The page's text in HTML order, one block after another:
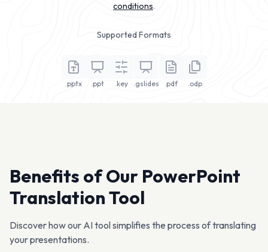
conditions.
Supported Formats
.pptx .ppt .key .gslides .pdf .odp
Benefits of Our PowerPoint
Translation Tool
Discover how our AI tool simplifies the process of translating
your presentations.